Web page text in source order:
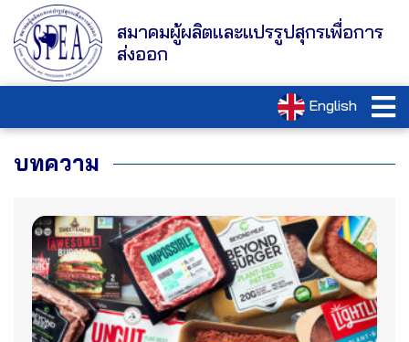
สมาคมผู้ผลิตและแปรรูปสุกรเพื่อการ
ส่งออก
English
บทความ